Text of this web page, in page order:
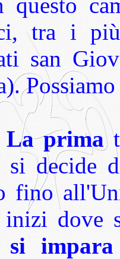
tra i più
san
La prima
si decide
fino
dove
si